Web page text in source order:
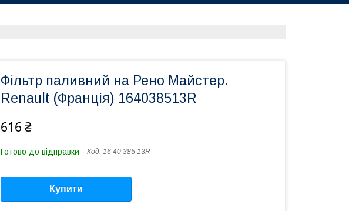
Фільтр паливний на Рено Майстер.
Renault (Франція) 164038513R
616 ₴
Готово до відправки Код: 16 40 385 13R
Купити